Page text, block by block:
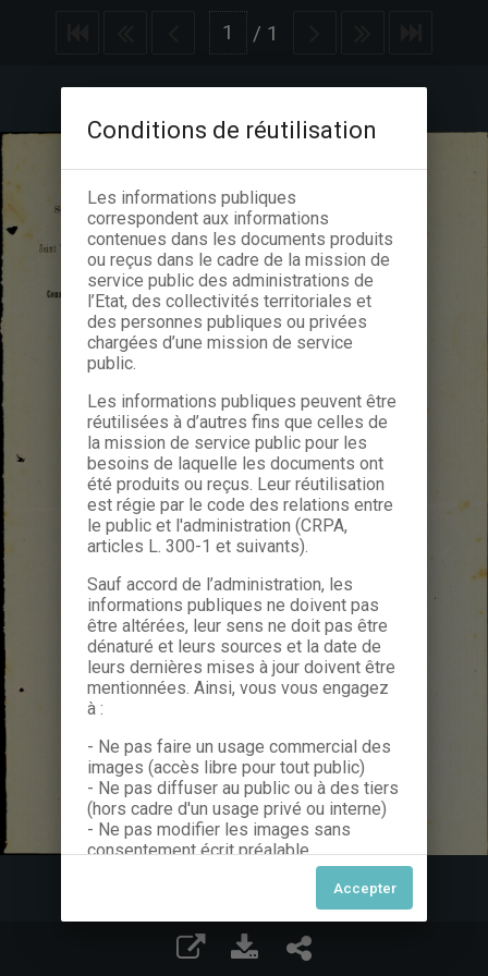
/ 1
Conditions de réutilisation
Les informations publiques
correspondent aux informations
contenues dans les documents produits
ou reçus dans le cadre de la mission de
service public des administrations de
l’Etat, des collectivités territoriales et
des personnes publiques ou privées
chargées d’une mission de service
public.
Les informations publiques peuvent être
réutilisées à d’autres fins que celles de
la mission de service public pour les
besoins de laquelle les documents ont
été produits ou reçus. Leur réutilisation
est régie par le code des relations entre
le public et l'administration (CRPA,
articles L. 300-1 et suivants).
Sauf accord de l’administration, les
informations publiques ne doivent pas
être altérées, leur sens ne doit pas être
dénaturé et leurs sources et la date de
leurs dernières mises à jour doivent être
mentionnées. Ainsi, vous vous engagez
à :
- Ne pas faire un usage commercial des
images (accès libre pour tout public)
- Ne pas diffuser au public ou à des tiers
(hors cadre d'un usage privé ou interne)
- Ne pas modifier les images sans
consentement écrit préalable
Dans le cas contraire, nous vous invitons
à nous contacter afin de solliciter le type
de Licence souhaitée parmi celles
proposées et le cas échéant, acquitter